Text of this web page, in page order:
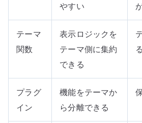
やすい
テーマ
関数
表示ロジックを
テーマ側に集約
できる
プラグ
イン
機能をテーマか
ら分離できる